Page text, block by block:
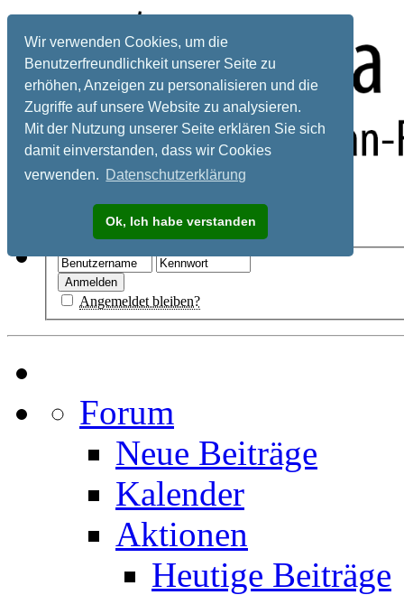
Wir verwenden Cookies, um die
Benutzerfreundlichkeit unserer Seite zu
erhöhen, Anzeigen zu personalisieren und die
Zugriffe auf unsere Website zu analysieren.
Mit der Nutzung unserer Seite erklären Sie sich
damit einverstanden, dass wir Cookies
verwenden. Datenschutzerklärung
Ok, Ich habe verstanden
Registrieren
Angemeldet bleiben?
Forum
Neue Beiträge
Kalender
Aktionen
Heutige Beiträge